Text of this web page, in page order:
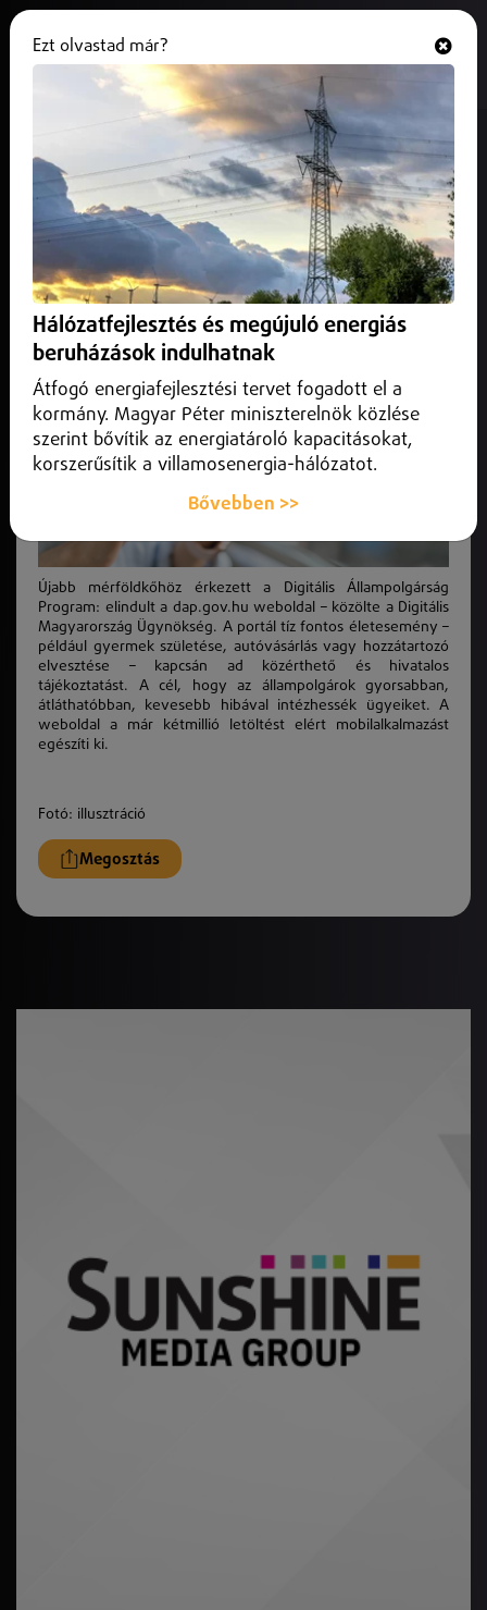
Elindult a Digitális Állampolgár
weboldal
Magyarország
Újabb mérföldkőhöz érkezett a Digitális Állampolgárság
Újabb mérföldkőhöz érkezett a Digitális Állampolgárság
Program: elindult a dap.gov.hu weboldal – közölte a Digitális
Magyarország Ügynökség. A portál tíz fontos életesemény –
például gyermek születése, autóvásárlás vagy hozzátartozó
elvesztése – kapcsán ad közérthető és hivatalos
tájékoztatást. A cél, hogy az állampolgárok gyorsabban,
átláthatóbban, kevesebb hibával intézhessék ügyeiket. A
weboldal a már kétmillió letöltést elért mobilalkalmazást
egészíti ki.
Fotó: illusztráció
Megosztás
Ezt olvastad már?
Hálózatfejlesztés és megújuló energiás
beruházások indulhatnak
Átfogó energiafejlesztési tervet fogadott el a
kormány. Magyar Péter miniszterelnök közlése
szerint bővítik az energiatároló kapacitásokat,
korszerűsítik a villamosenergia-hálózatot.
Bővebben >>